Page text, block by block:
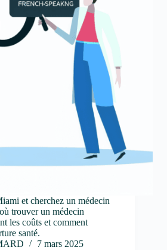
et cherchez un médecin
trouver un médecin
les coûts et comment
santé.
7 mars 2025